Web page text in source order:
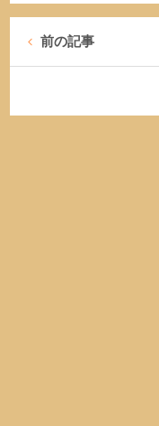
前の記事